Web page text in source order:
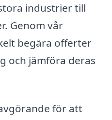
industrier till
Genom vår
begära offerter
och jämföra deras
för att